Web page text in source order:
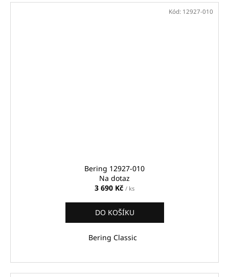
Bering 12927-010
Na dotaz
3 690 Kč / ks
DO KOŠÍKU
Bering Classic
Kód: 12927-010